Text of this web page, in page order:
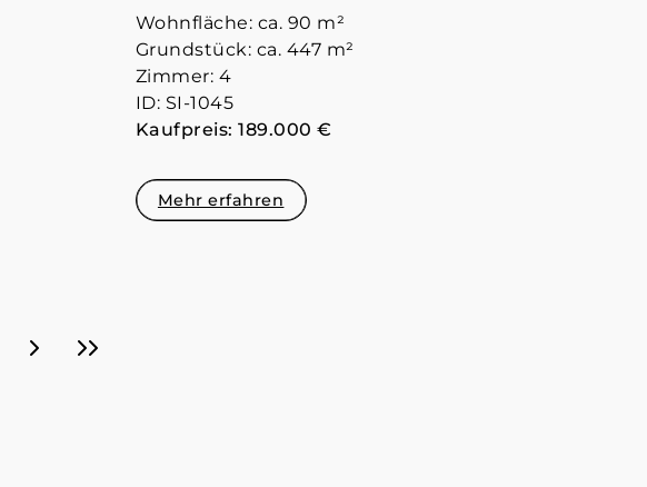
Wohnfläche: ca. 90 m²
Grundstück: ca. 447 m²
Zimmer: 4
ID: SI-1045
Kaufpreis: 189.000 €
Mehr erfahren
› »